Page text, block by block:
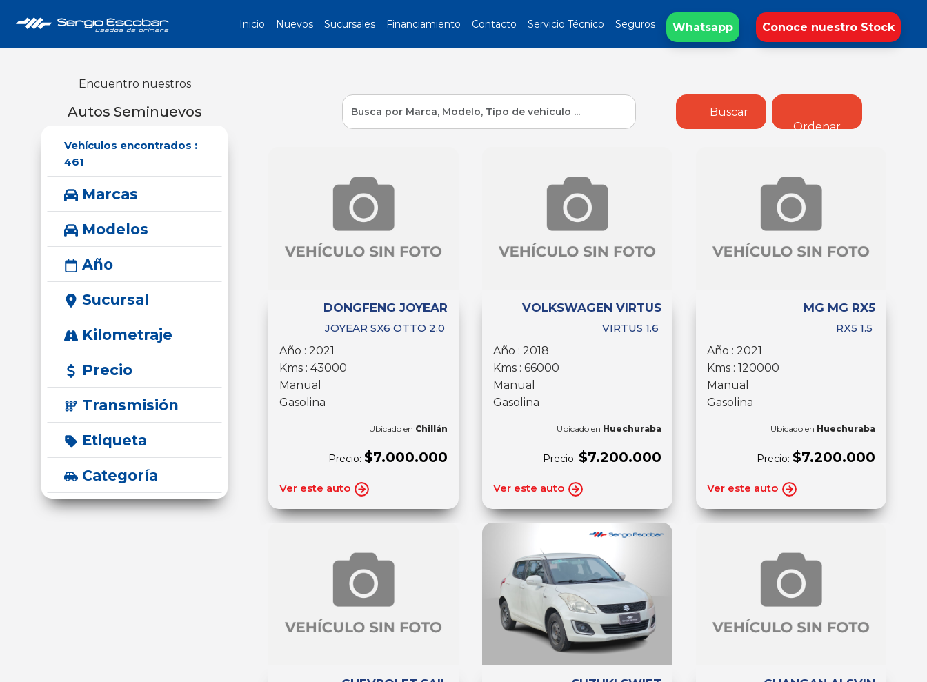
Inicio Nuevos Sucursales Financiamiento Contacto Servicio Técnico Seguros Whatsapp Conoce nuestro Stock
Encuentro nuestros
Autos Seminuevos
Vehículos encontrados :
461
Marcas
Modelos
Año
Sucursal
Kilometraje
Precio
Transmisión
Etiqueta
Categoría
Buscar
Ordenar
DONGFENG JOYEAR
JOYEAR SX6 OTTO 2.0
Año : 2021
Kms : 43000
Manual
Gasolina
Ubicado en Chillán
Precio: $7.000.000
Ver este auto
VOLKSWAGEN VIRTUS
VIRTUS 1.6
Año : 2018
Kms : 66000
Manual
Gasolina
Ubicado en Huechuraba
Precio: $7.200.000
Ver este auto
MG MG RX5
RX5 1.5
Año : 2021
Kms : 120000
Manual
Gasolina
Ubicado en Huechuraba
Precio: $7.200.000
Ver este auto